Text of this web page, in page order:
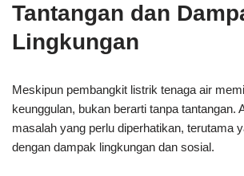
Tantangan dan
Lingkungan
Meskipun pembangkit listrik tenaga air
keunggulan, bukan berarti tanpa tantangan.
masalah yang perlu diperhatikan, terutama
dengan dampak lingkungan dan sosial.